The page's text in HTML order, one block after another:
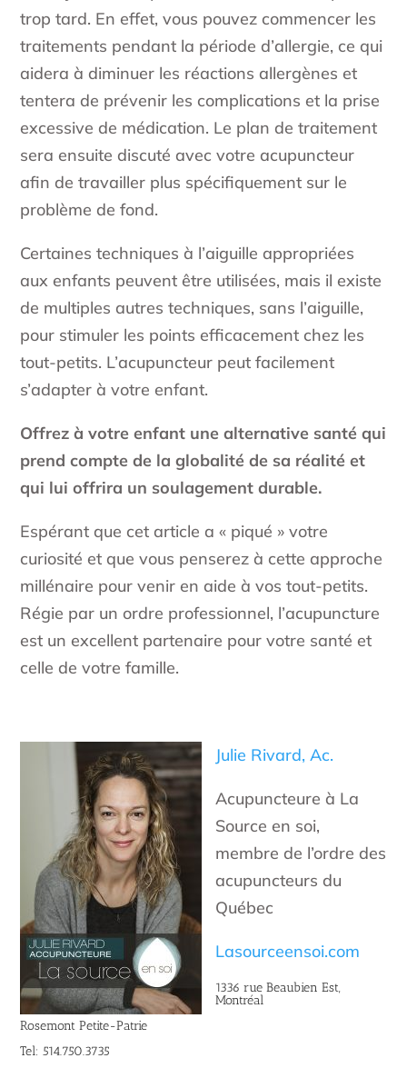
trop tard. En effet, vous pouvez commencer les
traitements pendant la période d’allergie, ce qui
aidera à diminuer les réactions allergènes et
tentera de prévenir les complications et la prise
excessive de médication. Le plan de traitement
sera ensuite discuté avec votre acupuncteur
afin de travailler plus spécifiquement sur le
problème de fond.
Certaines techniques à l’aiguille appropriées
aux enfants peuvent être utilisées, mais il existe
de multiples autres techniques, sans l’aiguille,
pour stimuler les points efficacement chez les
tout-petits. L’acupuncteur peut facilement
s’adapter à votre enfant.
Offrez à votre enfant une alternative santé qui
prend compte de la globalité de sa réalité et
qui lui offrira un soulagement durable.
Espérant que cet article a « piqué » votre
curiosité et que vous penserez à cette approche
millénaire pour venir en aide à vos tout-petits.
Régie par un ordre professionnel, l’acupuncture
est un excellent partenaire pour votre santé et
celle de votre famille.
Julie Rivard, Ac.
Acupuncteure à La
Source en soi,
membre de l’ordre des
acupuncteurs du
Québec
Lasourceensoi.com
1336 rue Beaubien Est,
Montréal
Rosemont Petite-Patrie
Tel: 514.750.3735